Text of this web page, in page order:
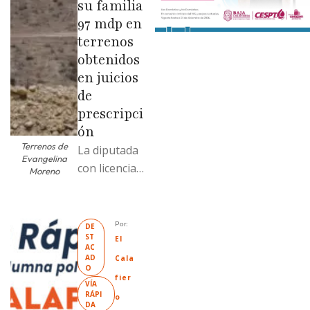
Terrenos de
Evangelina
Moreno
su familia
97 mdp en
terrenos
obtenidos
en juicios
de
prescripci
ón
La diputada
con licencia
antecedente
s de
prescripción
positiva; uno
fue
DE
ST
AC
AD
O
VÍA
RÁPI
DA
Por:
El
Cala
fier
o